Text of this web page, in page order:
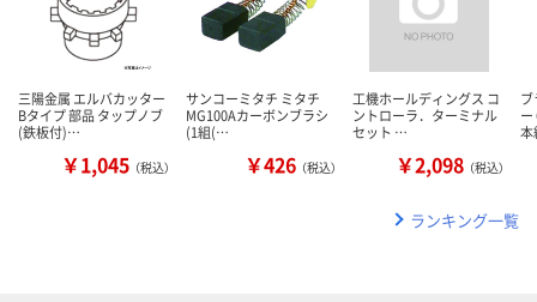
三陽金属 エルバカッター
Bタイプ 部品 タップノブ
(鉄板付)…
￥1,045 （税込）
サンコーミタチ ミタチ
MG100Aカーボンブラシ
(1組(…
￥426 （税込）
工機ホールディングス コ
ントローラ．ターミナル
セット …
￥2,098 （税込）
ブ
ランキング一覧